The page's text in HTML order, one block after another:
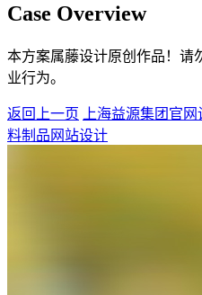
Case Overview
本方案属藤设计原创作品！请
业行为。
返回上一页 上海益源集团官网
料制品网站设计